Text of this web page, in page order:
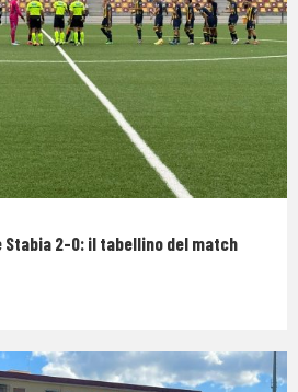
Stabia 2-0: il tabellino del match